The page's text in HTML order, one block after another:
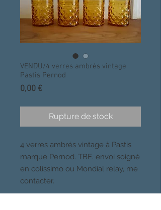
VENDU/4 verres ambrés vintage
Pastis Pernod
0,00 €Prix
Rupture de stock
4 verres ambrés vintage à Pastis
marque Pernod. TBE. envoi soigné
en colissimo ou Mondial relay, me
contacter.